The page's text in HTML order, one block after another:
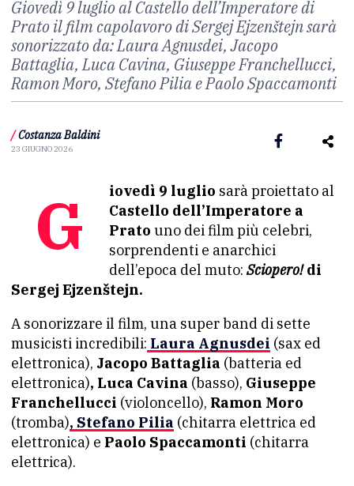
Giovedì 9 luglio al Castello dell’Imperatore di
Prato il film capolavoro di Sergej Ejzenštejn sarà
sonorizzato da: Laura Agnusdei, Jacopo
Battaglia, Luca Cavina, Giuseppe Franchellucci,
Ramon Moro, Stefano Pilia e Paolo Spaccamonti
/ Costanza Baldini
23 GIUGNO 2026
Giovedì 9 luglio sarà proiettato al
Castello dell’Imperatore a
Prato uno dei film più celebri,
sorprendenti e anarchici
dell’epoca del muto: Sciopero!di
Sergej Ejzenštejn.
A sonorizzare il film, una super band di sette
musicisti incredibili: Laura Agnusdei (sax ed
elettronica), Jacopo Battaglia (batteria ed
elettronica), Luca Cavina (basso), Giuseppe
Franchellucci (violoncello), Ramon Moro
(tromba), Stefano Pilia (chitarra elettrica ed
elettronica) e Paolo Spaccamonti (chitarra
elettrica).